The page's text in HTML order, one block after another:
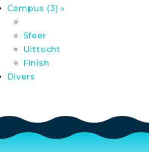
Campus (3) »
Sfeer
Uittocht
Finish
Divers